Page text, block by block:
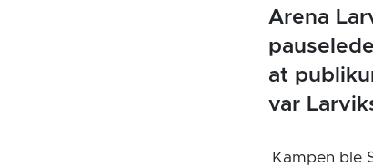
Arena
at
var
Kampen ble